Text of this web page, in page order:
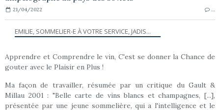
21/04/2022
EMILIE, SOMMELIER-E À VOTRE SERVICE, JADIS...
Apprendre et Comprendre le vin, C'est se donner la Chance de
gouter avec le Plaisir en Plus !
Ma façon de travailler, résumée par un critique du Gault &
Millau 2001 : "Belle carte de vins blancs et champagnes, [...],
présentée par une jeune sommelière, qui a l'intelligence et le